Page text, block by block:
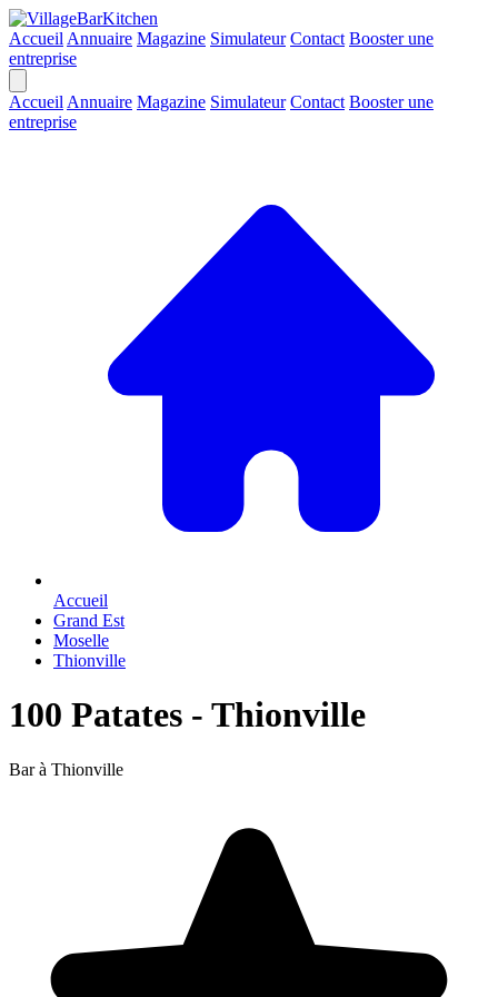
Accueil Annuaire Magazine Simulateur Contact Booster une
entreprise
Accueil Annuaire Magazine Simulateur Contact Booster une
entreprise
Accueil
Grand Est
Moselle
Thionville
100 Patates - Thionville
Bar à Thionville